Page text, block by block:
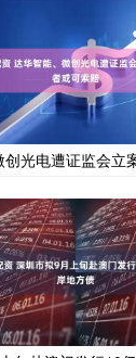
光电遭证监会立